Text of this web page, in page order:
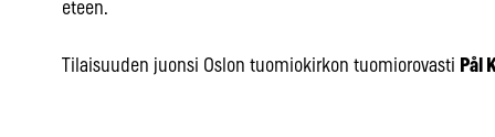
eteen.
Tilaisuuden juonsi Oslon tuomiokirkon tuomiorovasti Pål